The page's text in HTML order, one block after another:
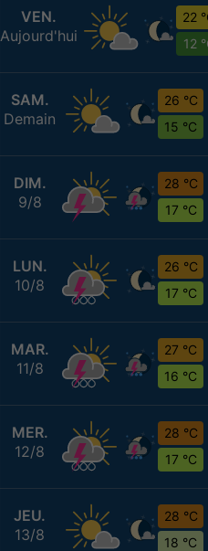
VEN.
Aujourd'hui
22
12
SAM.
Demain
26 °C
15 °C
DIM.
9/8
28 °C
17 °C
LUN.
10/8
26 °C
17 °C
MAR.
11/8
27 °C
16 °C
MER.
12/8
28 °C
17 °C
JEU.
13/8
28 °C
18 °C